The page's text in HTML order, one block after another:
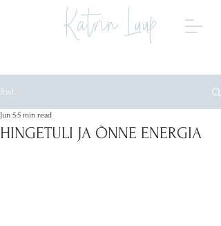
Katrin Luup
Post
HINGETULI JA ÕNNE ENERGIA
Jun 55 min read